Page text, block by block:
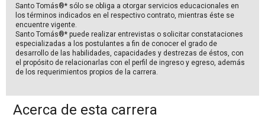
Santo Tomás®* sólo se obliga a otorgar servicios educacionales en
los términos indicados en el respectivo contrato, mientras éste se
encuentre vigente.
Santo Tomás®* puede realizar entrevistas o solicitar constataciones
especializadas a los postulantes a fin de conocer el grado de
desarrollo de las habilidades, capacidades y destrezas de éstos, con
el propósito de relacionarlas con el perfil de ingreso y egreso, además
de los requerimientos propios de la carrera.
Acerca de esta carrera